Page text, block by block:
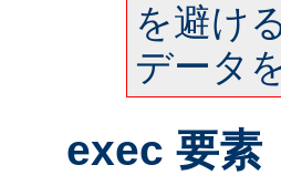
を避け
データ
exec 要素